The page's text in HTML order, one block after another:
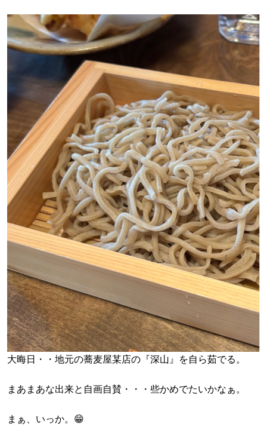
大晦日・・地元の蕎麦屋某店の『深山』を自ら茹でる。
まあまあな出来と自画自賛・・・些かめでたいかなぁ。
まぁ、いっか。😁